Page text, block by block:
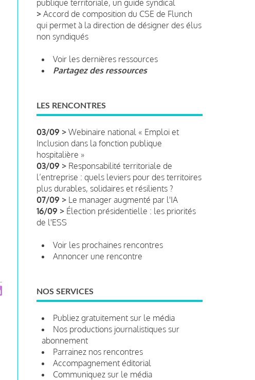
publique territoriale, un guide syndical
> Accord de composition du CSE de Flunch
qui permet à la direction de désigner des élus
non syndiqués
Voir les dernières ressources
Partagez des ressources
LES RENCONTRES
03/09 > Webinaire national « Emploi et
Inclusion dans la fonction publique
hospitalière »
03/09 > Responsabilité territoriale de
l’entreprise : quels leviers pour des territoires
plus durables, solidaires et résilients ?
07/09 > Le manager augmenté par l'IA
16/09 > Élection présidentielle : les priorités
de l'ESS
Voir les prochaines rencontres
Annoncer une rencontre
NOS SERVICES
Publiez gratuitement sur le média
Nos productions journalistiques sur
abonnement
Parrainez nos rencontres
Accompagnement éditorial
Communiquez sur le média